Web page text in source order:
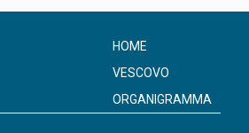
HOME
VESCOVO
ORGANIGRAMMA